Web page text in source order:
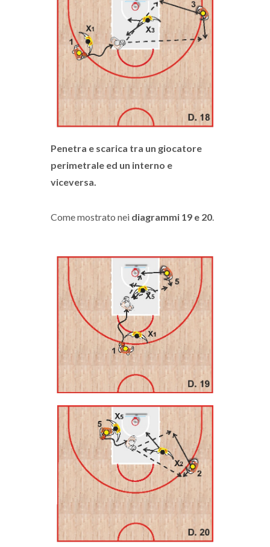
Penetra e scarica tra un giocatore
perimetrale ed un interno e
viceversa.
Come mostrato nei diagrammi 19 e 20.